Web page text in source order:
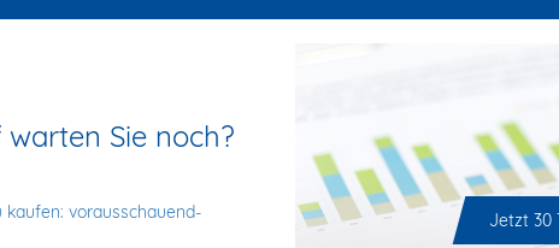
Sie noch?
kaufen: vorausschauend-
Jetzt 30